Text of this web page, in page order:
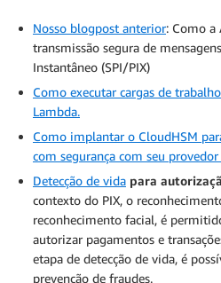
Nosso blogpost anterior: Como a
transmissão segura de
Instantâneo (SPI/PIX)
Como executar cargas de
Lambda.
Como implantar o CloudHSM
com segurança com seu provedor
Detecção de vida para
contexto do PIX, o
reconhecimento facial, é
autorizar pagamentos e
etapa de detecção de vida, é
prevenção de fraudes.